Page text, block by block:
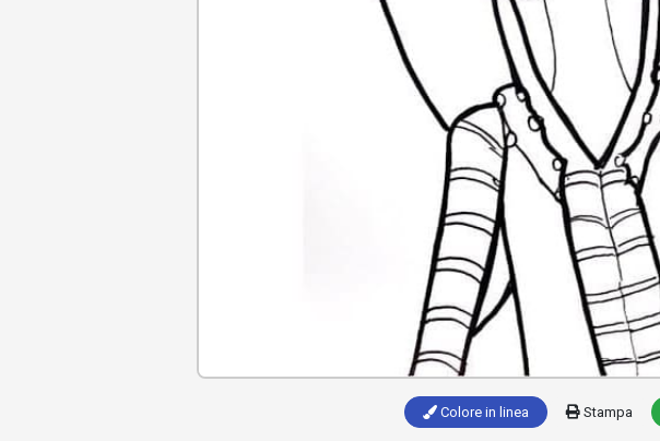
Colore in linea Stampa